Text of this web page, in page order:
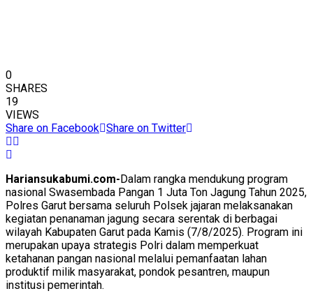
0
SHARES
19
VIEWS
Share on Facebook Share on Twitter
Hariansukabumi.com-Dalam rangka mendukung program
nasional Swasembada Pangan 1 Juta Ton Jagung Tahun 2025,
Polres Garut bersama seluruh Polsek jajaran melaksanakan
kegiatan penanaman jagung secara serentak di berbagai
wilayah Kabupaten Garut pada Kamis (7/8/2025). Program ini
merupakan upaya strategis Polri dalam memperkuat
ketahanan pangan nasional melalui pemanfaatan lahan
produktif milik masyarakat, pondok pesantren, maupun
institusi pemerintah.